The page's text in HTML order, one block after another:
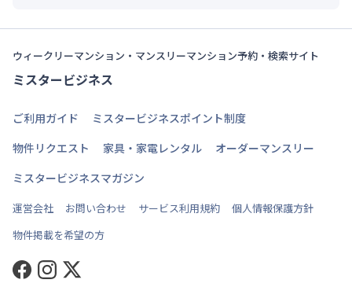
ウィークリーマンション・マンスリーマンション予約・検索サイト
ミスタービジネス
ご利用ガイド
ミスタービジネスポイント制度
物件リクエスト
家具・家電レンタル
オーダーマンスリー
ミスタービジネスマガジン
運営会社 お問い合わせ サービス利用規約
個人情報保護方針
物件掲載を希望の方
Facebook
Instagram
Twitter